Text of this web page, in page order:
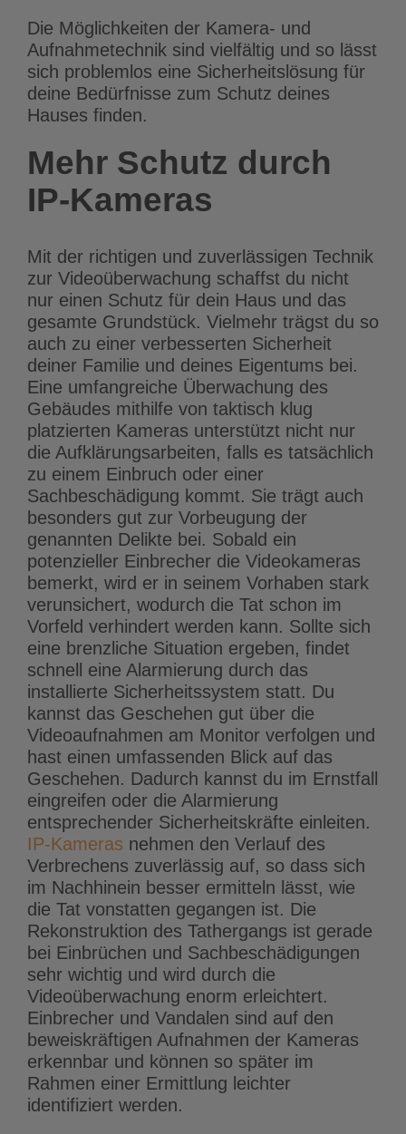
Die Möglichkeiten der Kamera- und
Aufnahmetechnik sind vielfältig und so lässt
sich problemlos eine Sicherheitslösung für
deine Bedürfnisse zum Schutz deines
Hauses finden.
Mehr Schutz durch
IP-Kameras
Mit der richtigen und zuverlässigen Technik
zur Videoüberwachung schaffst du nicht
nur einen Schutz für dein Haus und das
gesamte Grundstück. Vielmehr trägst du so
auch zu einer verbesserten Sicherheit
deiner Familie und deines Eigentums bei.
Eine umfangreiche Überwachung des
Gebäudes mithilfe von taktisch klug
platzierten Kameras unterstützt nicht nur
die Aufklärungsarbeiten, falls es tatsächlich
zu einem Einbruch oder einer
Sachbeschädigung kommt. Sie trägt auch
besonders gut zur Vorbeugung der
genannten Delikte bei. Sobald ein
potenzieller Einbrecher die Videokameras
bemerkt, wird er in seinem Vorhaben stark
verunsichert, wodurch die Tat schon im
Vorfeld verhindert werden kann. Sollte sich
eine brenzliche Situation ergeben, findet
schnell eine Alarmierung durch das
installierte Sicherheitssystem statt. Du
kannst das Geschehen gut über die
Videoaufnahmen am Monitor verfolgen und
hast einen umfassenden Blick auf das
Geschehen. Dadurch kannst du im Ernstfall
eingreifen oder die Alarmierung
entsprechender Sicherheitskräfte einleiten.
IP-Kameras nehmen den Verlauf des
Verbrechens zuverlässig auf, so dass sich
im Nachhinein besser ermitteln lässt, wie
die Tat vonstatten gegangen ist. Die
Rekonstruktion des Tathergangs ist gerade
bei Einbrüchen und Sachbeschädigungen
sehr wichtig und wird durch die
Videoüberwachung enorm erleichtert.
Einbrecher und Vandalen sind auf den
beweiskräftigen Aufnahmen der Kameras
erkennbar und können so später im
Rahmen einer Ermittlung leichter
identifiziert werden.